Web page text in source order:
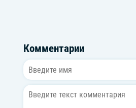
Комментарии